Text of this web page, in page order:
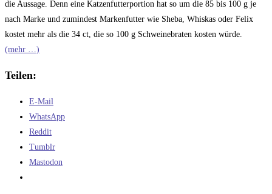
die Aussage. Denn eine Katzenfutterportion hat so um die 85 bis 100 g je
nach Marke und zumindest Markenfutter wie Sheba, Whiskas oder Felix
kostet mehr als die 34 ct, die so 100 g Schweinebraten kosten würde.
(mehr …)
Teilen:
E-Mail
WhatsApp
Reddit
Tumblr
Mastodon